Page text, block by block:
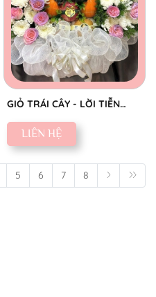
GIỎ TRÁI CÂY - LỜI TIỄN
BIỆT SAU
LIÊN HỆ
5 6 7 8